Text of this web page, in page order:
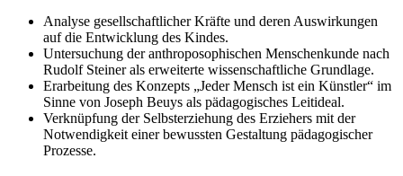
Analyse gesellschaftlicher Kräfte und deren Auswirkungen
auf die Entwicklung des Kindes.
Untersuchung der anthroposophischen Menschenkunde nach
Rudolf Steiner als erweiterte wissenschaftliche Grundlage.
Erarbeitung des Konzepts „Jeder Mensch ist ein Künstler“ im
Sinne von Joseph Beuys als pädagogisches Leitideal.
Verknüpfung der Selbsterziehung des Erziehers mit der
Notwendigkeit einer bewussten Gestaltung pädagogischer
Prozesse.